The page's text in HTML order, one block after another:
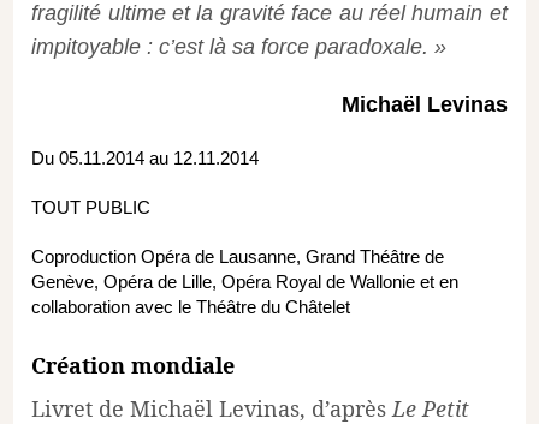
fragilité ultime et la gravité face au réel humain et
impitoyable : c’est là sa force paradoxale. »
Michaël Levinas
Du 05.11.2014 au 12.11.2014
TOUT PUBLIC
Coproduction Opéra de Lausanne, Grand Théâtre de
Genève, Opéra de Lille, Opéra Royal de Wallonie et en
collaboration avec le Théâtre du Châtelet
Création mondiale
Livret de Michaël Levinas, d’aprèsLe Petit